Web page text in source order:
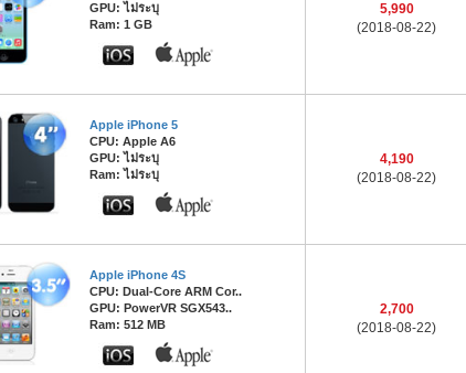
GPU: ไม่ระบุ
Ram: 1 GB
5,990
(2018-08-22)
Apple iPhone 5
CPU: Apple A6
GPU: ไม่ระบุ
Ram: ไม่ระบุ
4,190
(2018-08-22)
Apple iPhone 4S
CPU: Dual-Core ARM Cor..
GPU: PowerVR SGX543..
Ram: 512 MB
2,700
(2018-08-22)